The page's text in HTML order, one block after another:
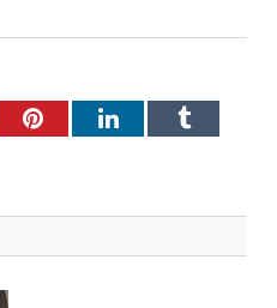
PinterestLinkedInTumblr